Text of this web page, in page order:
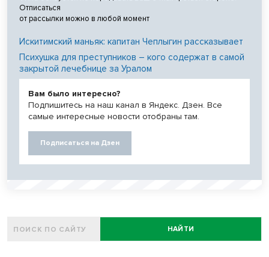
Отписаться
от рассылки можно в любой момент
Искитимский маньяк: капитан Чеплыгин рассказывает
Психушка для преступников – кого содержат в самой
закрытой лечебнице за Уралом
Вам было интересно?
Подпишитесь на наш канал в Яндекс. Дзен. Все
самые интересные новости отобраны там.
Подписаться на Дзен
НАЙТИ